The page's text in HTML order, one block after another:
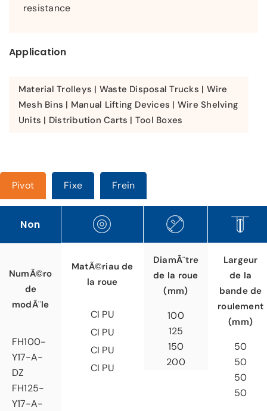
resistance
Application
Material Trolleys | Waste Disposal Trucks | Wire
Mesh Bins | Manual Lifting Devices | Wire Shelving
Units | Distribution Carts | Tool Boxes
Pivot Fixe Frein
Non
NumÃ©ro
de
modÃ¨le
FH100-
Y17-A-
DZ
FH125-
Y17-A-
MatÃ©riau de
la roue
CI PU
CI PU
CI PU
CI PU
DiamÃ¨tre
de la roue
(mm)
100
125
150
200
Largeur
de la
bande de
roulement
(mm)
50
50
50
50